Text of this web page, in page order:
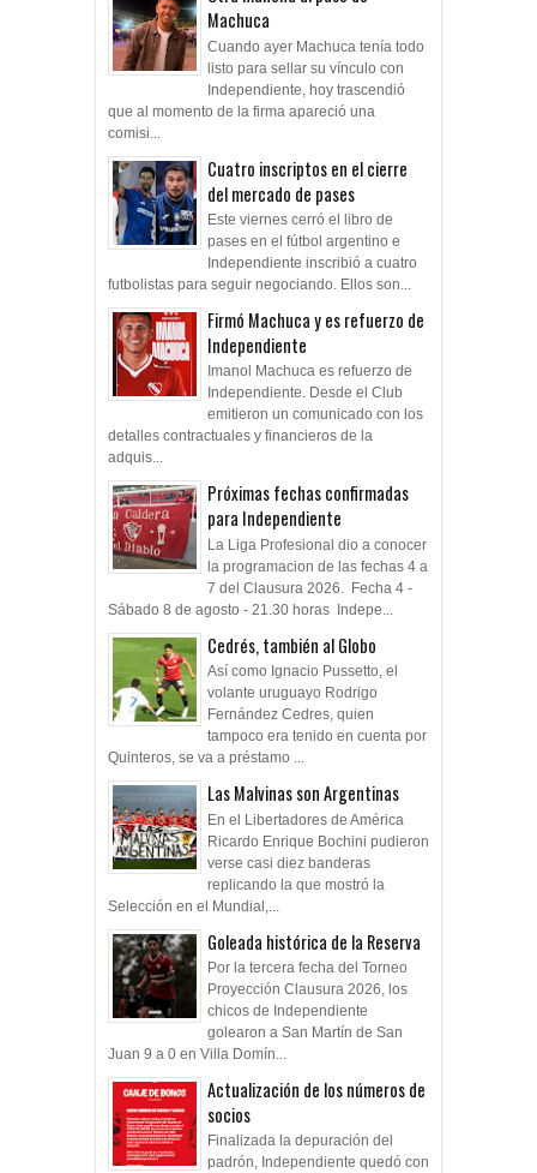
Machuca
Cuando ayer Machuca tenía todo
listo para sellar su vínculo con
Independiente, hoy trascendió
que al momento de la firma apareció una
comisi...
Cuatro inscriptos en el cierre
del mercado de pases
Este viernes cerró el libro de
pases en el fútbol argentino e
Independiente inscribió a cuatro
futbolistas para seguir negociando. Ellos son...
Firmó Machuca y es refuerzo de
Independiente
Imanol Machuca es refuerzo de
Independiente. Desde el Club
emitieron un comunicado con los
detalles contractuales y financieros de la
adquis...
Próximas fechas confirmadas
para Independiente
La Liga Profesional dio a conocer
la programacion de las fechas 4 a
7 del Clausura 2026. Fecha 4 -
Sábado 8 de agosto - 21.30 horas Indepe...
Cedrés, también al Globo
Así como Ignacio Pussetto, el
volante uruguayo Rodrigo
Fernández Cedres, quien
tampoco era tenido en cuenta por
Quinteros, se va a préstamo ...
Las Malvinas son Argentinas
En el Libertadores de América
Ricardo Enrique Bochini pudieron
verse casi diez banderas
replicando la que mostró la
Selección en el Mundial,...
Goleada histórica de la Reserva
Por la tercera fecha del Torneo
Proyección Clausura 2026, los
chicos de Independiente
golearon a San Martín de San
Juan 9 a 0 en Villa Domín...
Actualización de los números de
socios
Finalizada la depuración del
padrón, Independiente quedó con